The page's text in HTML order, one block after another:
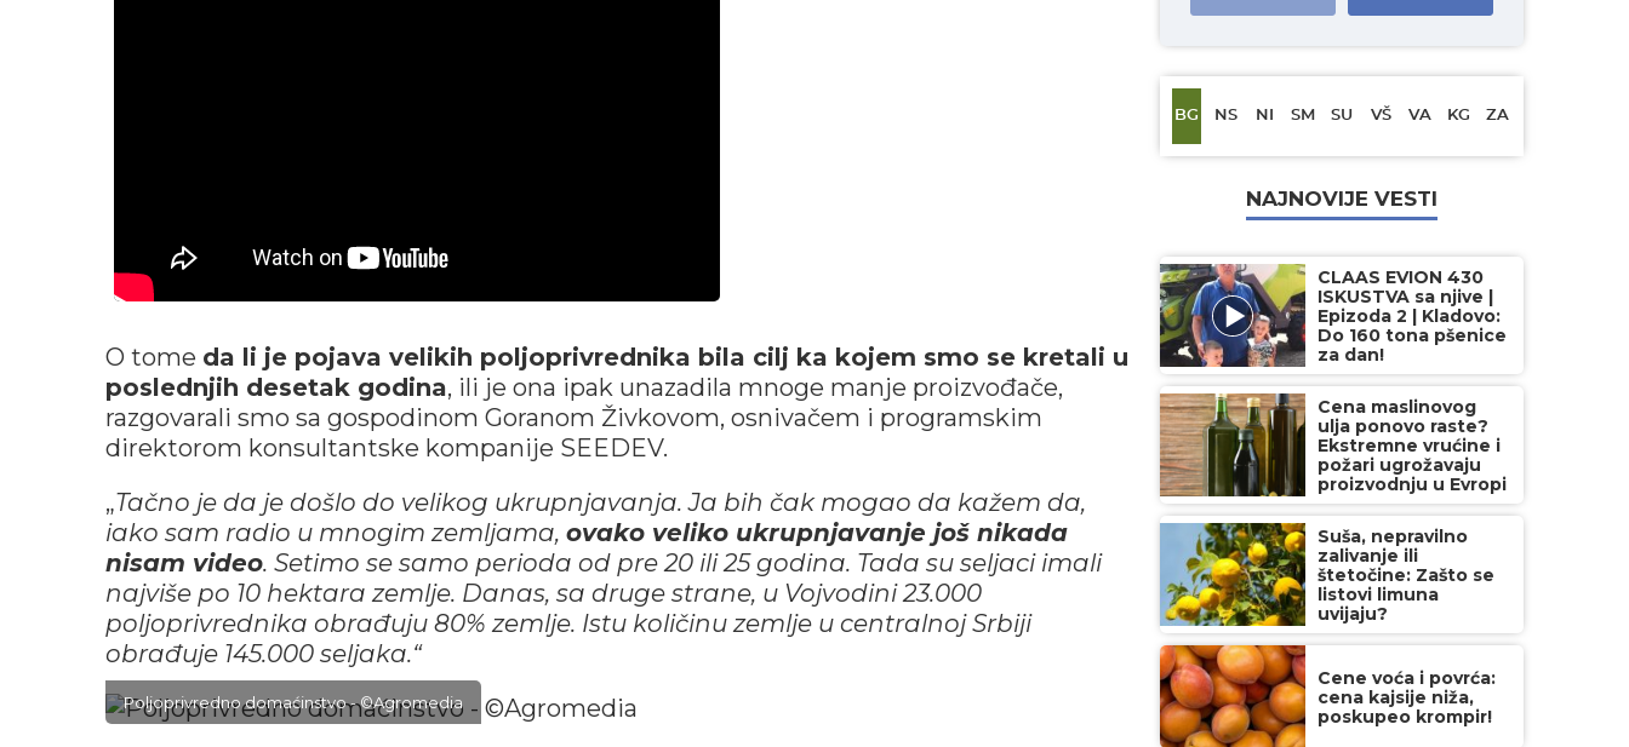
O tome da li je pojava velikih poljoprivrednika bila cilj ka kojem smo se kretali u
poslednjih desetak godina, ili je ona ipak unazadila mnoge manje proizvođače,
razgovarali smo sa gospodinom Goranom Živkovom, osnivačem i programskim
direktorom konsultantske kompanije SEEDEV.
„Tačno je da je došlo do velikog ukrupnjavanja. Ja bih čak mogao da kažem da,
iako sam radio u mnogim zemljama, ovako veliko ukrupnjavanje još nikada
nisam video. Setimo se samo perioda od pre 20 ili 25 godina. Tada su seljaci imali
najviše po 10 hektara zemlje. Danas, sa druge strane, u Vojvodini 23.000
poljoprivrednika obrađuju 80% zemlje. Istu količinu zemlje u centralnoj Srbiji
obrađuje 145.000 seljaka.“
Poljoprivredno domaćinstvo - ©Agromedia
BG NS NI SM SU VŠ VA KG ZA
NAJNOVIJE VESTI
CLAAS EVION 430
ISKUSTVA sa njive |
Epizoda 2 | Kladovo:
Do 160 tona pšenice
za dan!
Cena maslinovog
ulja ponovo raste?
Ekstremne vrućine i
požari ugrožavaju
proizvodnju u Evropi
Suša, nepravilno
zalivanje ili
štetočine: Zašto se
listovi limuna
uvijaju?
Cene voća i povrća:
cena kajsije niža,
poskupeo krompir!